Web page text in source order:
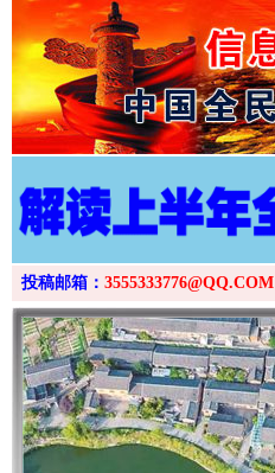
投稿邮箱： 3555333776@QQ.COM